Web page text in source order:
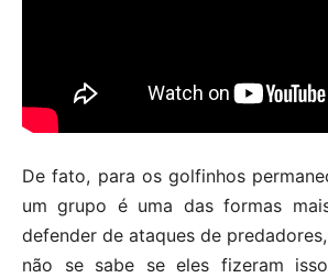
De fato, para os golfinhos
um grupo é uma das formas
defender de ataques de
não se sabe se eles fizeram